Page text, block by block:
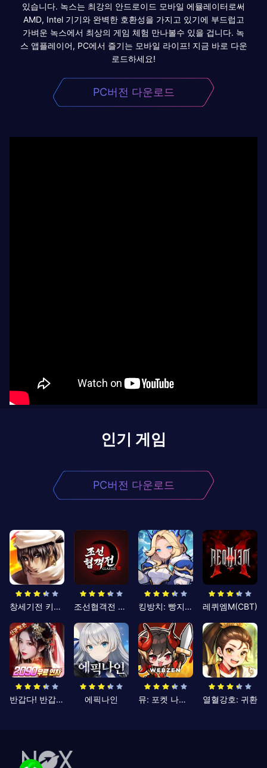
있습니다. 녹스는 최강의 안드로이드 모바일 에뮬레이터로써
AMD, Intel 기기와 완벽한 호환성을 가지고 있기에 부드럽고
가벼운 녹스에서 최상의 게임 체험 만나볼수 있을 겁니다. 녹
스 앱플레이어, PC에서 즐기는 모바일 라이프! 지금 바로 다운
로드하세요!
PC버전 다운로드
인기 게임
PC버전 다운로드
창세기전 키우기 조선협객전 클래식 킹방치: 빵지의 제왕 레퀴엠M(CBT)
반갑다! 반갑삼국지 에픽나인 뮤: 포켓 나이츠 열혈강호: 귀환